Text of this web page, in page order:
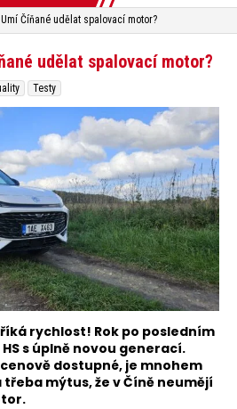
Umí Číňané udělat spalovací motor?
udělat spalovací motor?
Testy
říká rychlost! Rok po posledním
s úplně novou generací.
cenově dostupné, je mnohem
mýtus, že v Číně neumějí